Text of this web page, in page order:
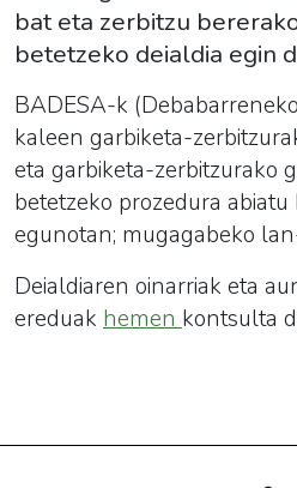
bat eta zerbitzu
betetzeko deialdia egin
BADESA-k
kaleen garbiketa-
eta garbiketa-zerbitzurako
betetzeko prozedura
egunotan; mugagabeko
Deialdiaren oinarriak eta
ereduak hemen kontsulta